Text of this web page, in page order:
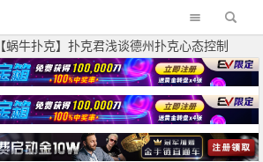
【蜗牛扑克】扑克君浅谈德州扑克心态控制